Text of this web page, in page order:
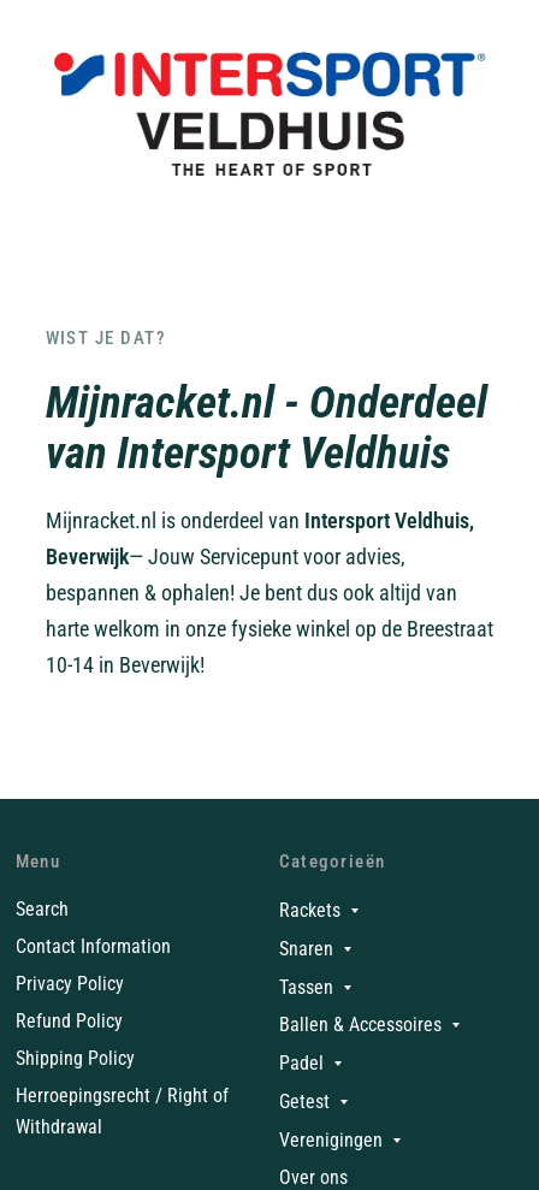
WIST JE DAT?
Mijnracket.nl - Onderdeel
van Intersport Veldhuis
Mijnracket.nl is onderdeel van Intersport Veldhuis,
Beverwijk— Jouw Servicepunt voor advies,
bespannen & ophalen! Je bent dus ook altijd van
harte welkom in onze fysieke winkel op de Breestraat
10-14 in Beverwijk!
Menu
Search
Contact Information
Privacy Policy
Refund Policy
Shipping Policy
Herroepingsrecht / Right of
Withdrawal
Categorieën
Rackets
Snaren
Tassen
Ballen & Accessoires
Padel
Getest
Verenigingen
Over ons